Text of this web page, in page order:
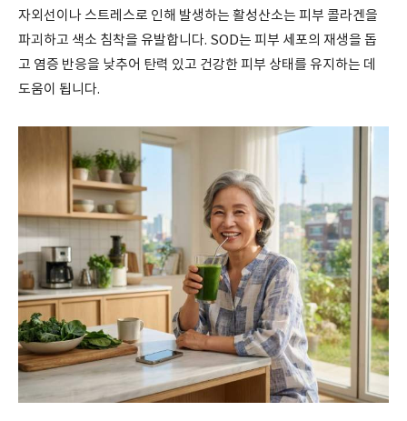
자외선이나 스트레스로 인해 발생하는 활성산소는 피부 콜라겐을
파괴하고 색소 침착을 유발합니다. SOD는 피부 세포의 재생을 돕
고 염증 반응을 낮추어 탄력 있고 건강한 피부 상태를 유지하는 데
도움이 됩니다.